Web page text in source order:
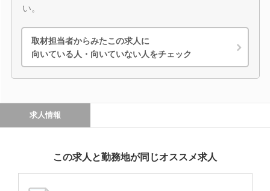
い。
取材担当者からみたこの求人に
向いている人・向いていない人をチェック
求人情報
この求人と勤務地が同じオススメ求人